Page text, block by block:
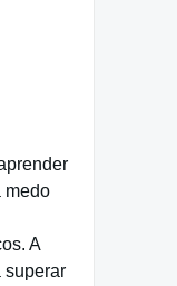
medo
A
superar